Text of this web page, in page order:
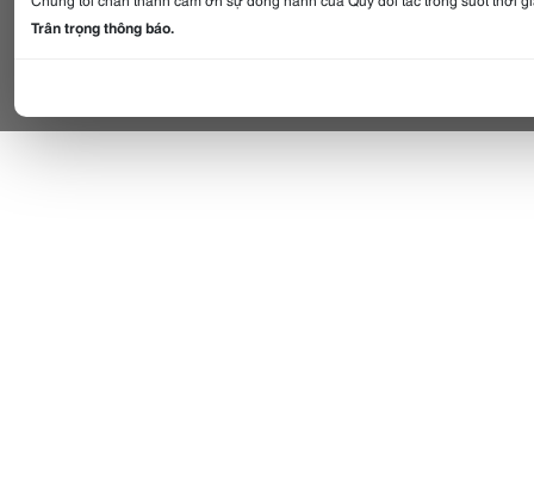
Trân trọng thông báo.